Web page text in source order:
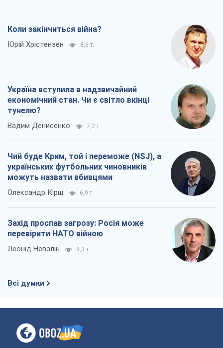
Коли закінчиться війна?
Юрій Хрістензен 8,6 т.
Україна вступила в надзвичайний
економічний стан. Чи є світло вкінці
тунелю?
Вадим Денисенко 7,2 т.
Чий буде Крим, той і переможе (NSJ), а
українських футбольних чиновників
можуть назвати вбивцями
Олександр Кірш 6,9 т.
Захід проспав загрозу: Росія може
перевірити НАТО війною
Леонід Невзлін 8,3 т.
Всі думки